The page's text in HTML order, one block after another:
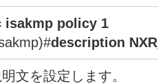
isakmp policy 1
description
文を設定します。